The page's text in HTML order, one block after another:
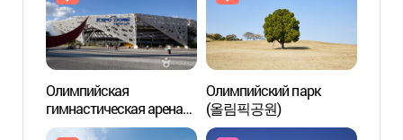
Олимпийская
гимнастическая арена
KSPO Dome
Олимпийский парк
(올림픽공원)